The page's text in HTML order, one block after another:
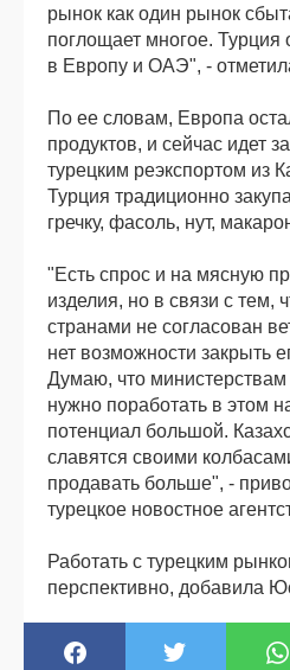
рынок как один рынок
поглощает многое. Турция
в Европу и ОАЭ", -
По ее словам, Европа
продуктов, и сейчас идет
турецким реэкспортом из
Турция традиционно
гречку, фасоль, нут,
"Есть спрос и на мясную
изделия, но в связи с тем,
странами не согласован
нет возможности закрыть
Думаю, что министерствам
нужно поработать в этом
потенциал большой.
славятся своими
продавать больше", -
турецкое новостное
Работать с турецким
перспективно, добавила